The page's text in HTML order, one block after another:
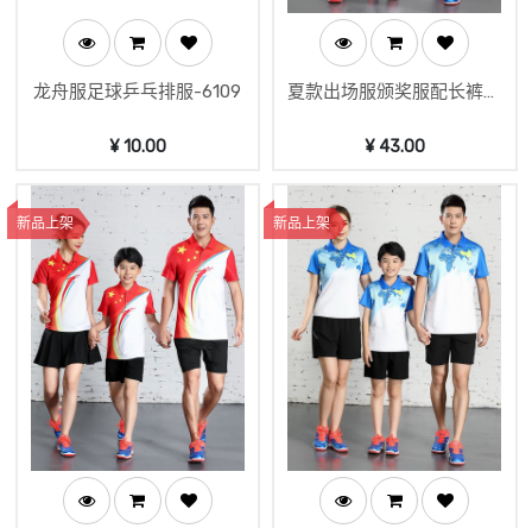
龙舟服足球乒乓排服-6109
¥10.00
夏款出场服颁奖服配长裤套
¥ 43.00
新品上架 新品上架